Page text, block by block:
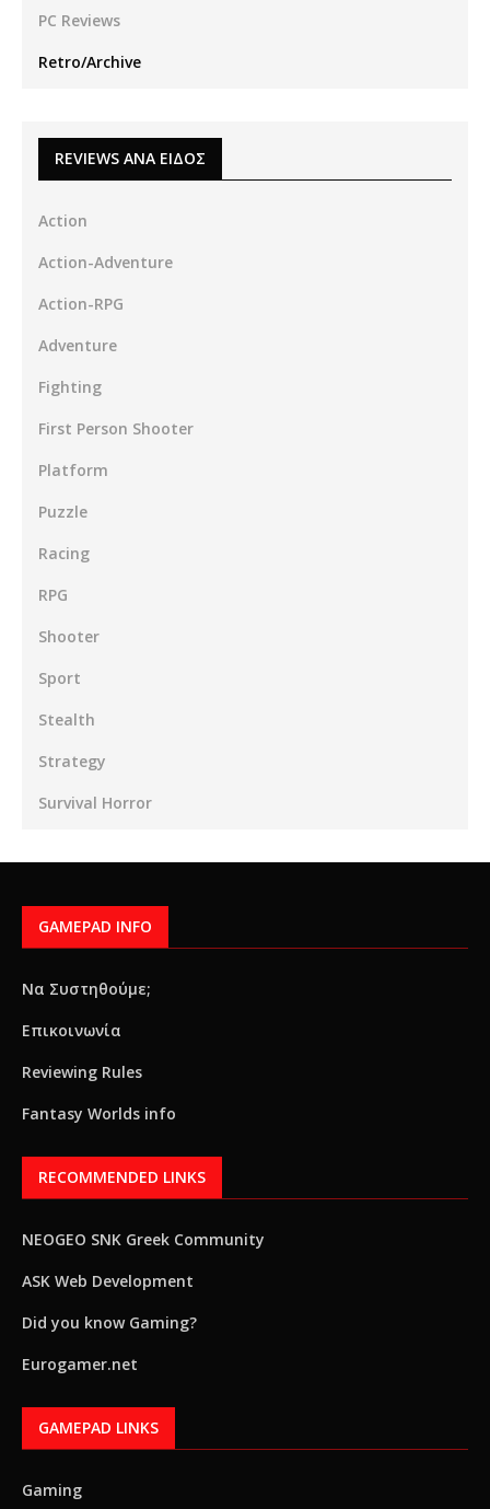
PC Reviews
Retro/Archive
REVIEWS ΑΝΑ ΕΙΔΟΣ
Action
Action-Adventure
Action-RPG
Adventure
Fighting
First Person Shooter
Platform
Puzzle
Racing
RPG
Shooter
Sport
Stealth
Strategy
Survival Horror
GAMEPAD INFO
Να Συστηθούμε;
Επικοινωνία
Reviewing Rules
Fantasy Worlds info
RECOMMENDED LINKS
NEOGEO SNK Greek Community
ASK Web Development
Did you know Gaming?
Eurogamer.net
GAMEPAD LINKS
Gaming